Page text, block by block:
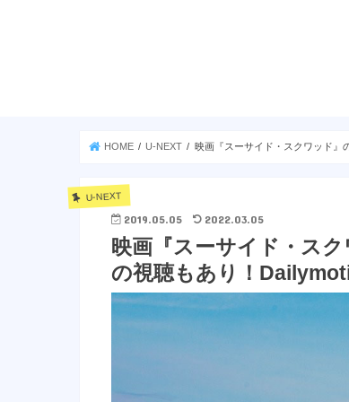
HOME
U-NEXT 映画『スーサイド・スクワッド』
U-NEXT
2019.05.05 2022.03.05
映画『スーサイド・ス
の視聴もあり！